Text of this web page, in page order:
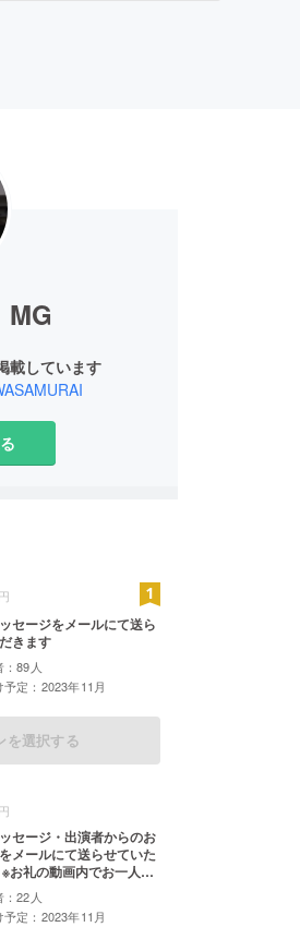
MG
載しています
円
セージをメールにて送ら
きます
89人
予定：2023年11月
を選択する
円
セージ・出演者からのお
メールにて送らせていた
お礼の動画内でお一人お
前をお呼びすることはで
。動画のリンクをメール
22人
予定：2023年11月